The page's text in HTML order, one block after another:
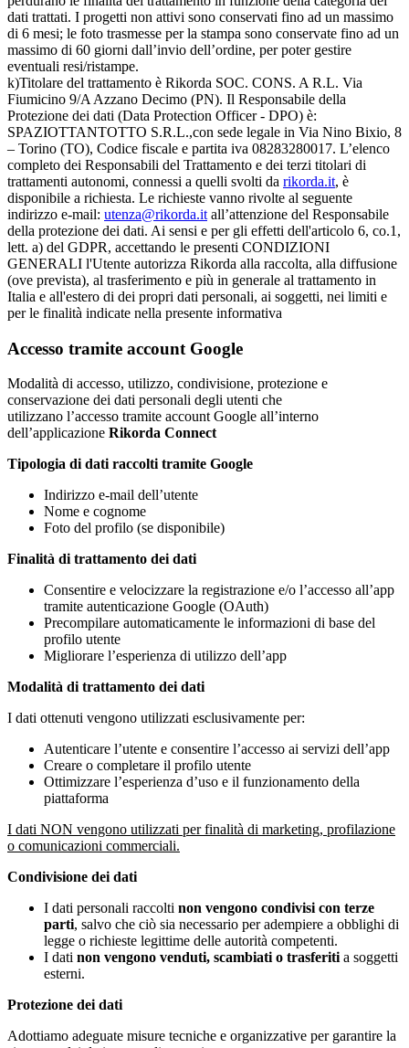
dati trattati. I progetti non attivi sono conservati fino ad un massimo
di 6 mesi; le foto trasmesse per la stampa sono conservate fino ad un
massimo di 60 giorni dall’invio dell’ordine, per poter gestire
eventuali resi/ristampe.
k)Titolare del trattamento è Rikorda SOC. CONS. A R.L. Via
Fiumicino 9/A Azzano Decimo (PN). Il Responsabile della
Protezione dei dati (Data Protection Officer - DPO) è:
SPAZIOTTANTOTTO S.R.L.,con sede legale in Via Nino Bixio, 8
– Torino (TO), Codice fiscale e partita iva 08283280017. L’elenco
completo dei Responsabili del Trattamento e dei terzi titolari di
trattamenti autonomi, connessi a quelli svolti da rikorda.it, è
disponibile a richiesta. Le richieste vanno rivolte al seguente
indirizzo e-mail: utenza@rikorda.it all’attenzione del Responsabile
della protezione dei dati. Ai sensi e per gli effetti dell'articolo 6, co.1,
lett. a) del GDPR, accettando le presenti CONDIZIONI
GENERALI l'Utente autorizza Rikorda alla raccolta, alla diffusione
(ove prevista), al trasferimento e più in generale al trattamento in
Italia e all'estero di dei propri dati personali, ai soggetti, nei limiti e
per le finalità indicate nella presente informativa
Accesso tramite account Google
Modalità di accesso, utilizzo, condivisione, protezione e
conservazione dei dati personali degli utenti che
utilizzano l’accesso tramite account Google all’interno
dell’applicazione Rikorda Connect
Tipologia di dati raccolti tramite Google
Indirizzo e-mail dell’utente
Nome e cognome
Foto del profilo (se disponibile)
Finalità di trattamento dei dati
Consentire e velocizzare la registrazione e/o l’accesso all’app
tramite autenticazione Google (OAuth)
Precompilare automaticamente le informazioni di base del
profilo utente
Migliorare l’esperienza di utilizzo dell’app
Modalità di trattamento dei dati
I dati ottenuti vengono utilizzati esclusivamente per:
Autenticare l’utente e consentire l’accesso ai servizi dell’app
Creare o completare il profilo utente
Ottimizzare l’esperienza d’uso e il funzionamento della
piattaforma
I dati NON vengono utilizzati per finalità di marketing, profilazione
o comunicazioni commerciali.
Condivisione dei dati
I dati personali raccolti non vengono condivisi con terze
parti, salvo che ciò sia necessario per adempiere a obblighi di
legge o richieste legittime delle autorità competenti.
I dati non vengono venduti, scambiati o trasferitia soggetti
esterni.
Protezione dei dati
Adottiamo adeguate misure tecniche e organizzative per garantire la